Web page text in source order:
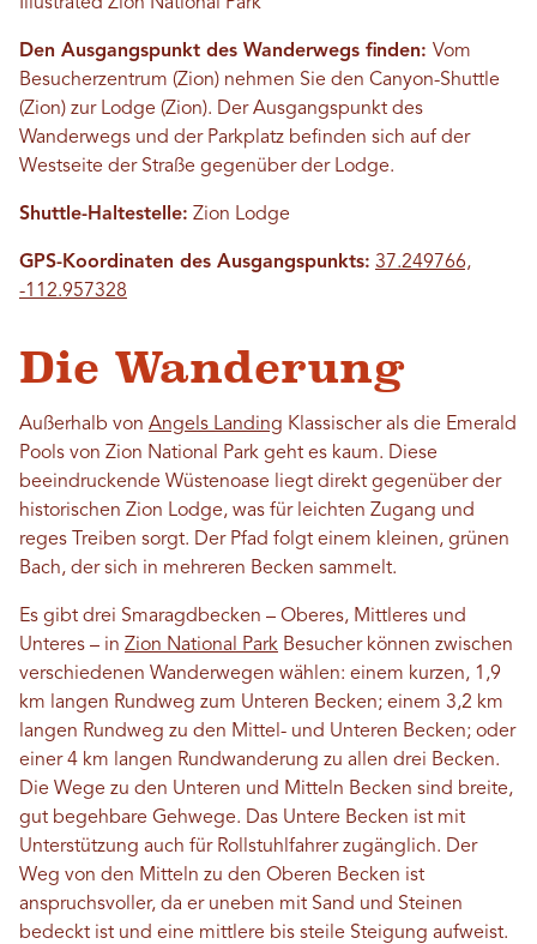
Den Ausgangspunkt des Wanderwegs finden: Vom
Besucherzentrum (Zion) nehmen Sie den Canyon-Shuttle
(Zion) zur Lodge (Zion). Der Ausgangspunkt des
Wanderwegs und der Parkplatz befinden sich auf der
Westseite der Straße gegenüber der Lodge.
Shuttle-Haltestelle: Zion Lodge
GPS-Koordinaten des Ausgangspunkts: 37.249766,
-112.957328
Die Wanderung
Außerhalb von Angels Landing Klassischer als die Emerald
Pools von Zion National Park geht es kaum. Diese
beeindruckende Wüstenoase liegt direkt gegenüber der
historischen Zion Lodge, was für leichten Zugang und
reges Treiben sorgt. Der Pfad folgt einem kleinen, grünen
Bach, der sich in mehreren Becken sammelt.
Es gibt drei Smaragdbecken – Oberes, Mittleres und
Unteres – in Zion National Park Besucher können zwischen
verschiedenen Wanderwegen wählen: einem kurzen, 1,9
km langen Rundweg zum Unteren Becken; einem 3,2 km
langen Rundweg zu den Mittel- und Unteren Becken; oder
einer 4 km langen Rundwanderung zu allen drei Becken.
Die Wege zu den Unteren und Mitteln Becken sind breite,
gut begehbare Gehwege. Das Untere Becken ist mit
Unterstützung auch für Rollstuhlfahrer zugänglich. Der
Weg von den Mitteln zu den Oberen Becken ist
anspruchsvoller, da er uneben mit Sand und Steinen
bedeckt ist und eine mittlere bis steile Steigung aufweist.